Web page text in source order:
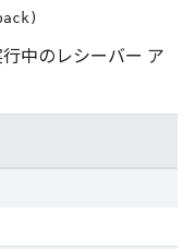
中のレシーバー ア